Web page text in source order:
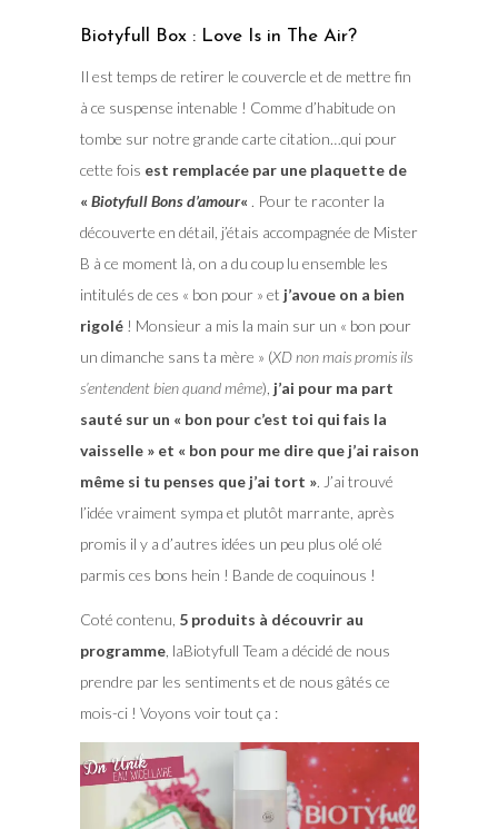
Biotyfull Box : Love Is in The Air?
Il est temps de retirer le couvercle et de mettre fin
à ce suspense intenable ! Comme d’habitude on
tombe sur notre grande carte citation…qui pour
cette fois est remplacée par une plaquette de
« Biotyfull Bons d’amour« . Pour te raconter la
découverte en détail, j’étais accompagnée de Mister
B à ce moment là, on a du coup lu ensemble les
intitulés de ces « bon pour » et j’avoue on a bien
rigolé! Monsieur a mis la main sur un « bon pour
un dimanche sans ta mère » (XD non mais promis ils
s’entendent bien quand même), j’ai pour ma part
sauté sur un « bon pour c’est toi qui fais la
vaisselle » et « bon pour me dire que j’ai raison
même si tu penses que j’ai tort ». J’ai trouvé
l’idée vraiment sympa et plutôt marrante, après
promis il y a d’autres idées un peu plus olé olé
parmis ces bons hein ! Bande de coquinous !
Coté contenu, 5 produits à découvrir au
programme, laBiotyfull Team a décidé de nous
prendre par les sentiments et de nous gâtés ce
mois-ci ! Voyons voir tout ça :